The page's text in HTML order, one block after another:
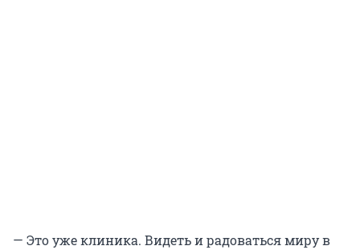
— Это уже клиника. Видеть и радоваться миру в